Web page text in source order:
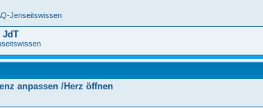
Jenseitswissen
JdT
anpassen /Herz öffnen